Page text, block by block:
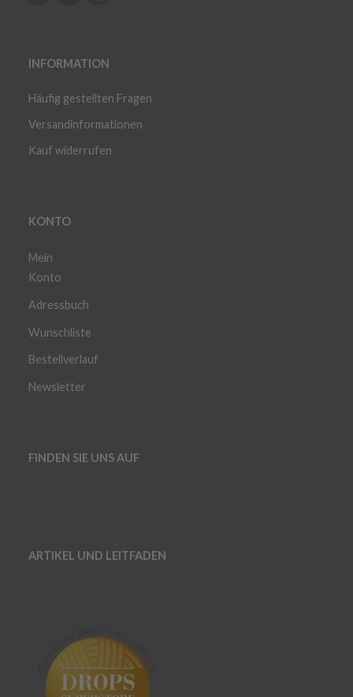
INFORMATION
Häufig gestellten Fragen
Versandinformationen
Kauf widerrufen
KONTO
Mein
Konto
Adressbuch
Wunschliste
Bestellverlauf
Newsletter
FINDEN SIE UNS AUF
ARTIKEL UND LEITFADEN